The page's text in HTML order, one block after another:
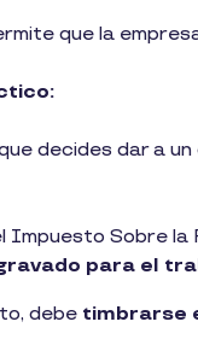
que la
decides dar a
Impuesto Sobre
para el
debe timbrarse